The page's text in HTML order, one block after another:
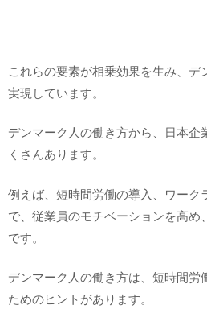
これらの要素が相乗効果を生み、デ
実現しています。
デンマーク人の働き方から、日本企
くさんあります。
例えば、短時間労働の導入、ワーク
で、従業員のモチベーションを高め
です。
デンマーク人の働き方は、短時間労
ためのヒントがあります。